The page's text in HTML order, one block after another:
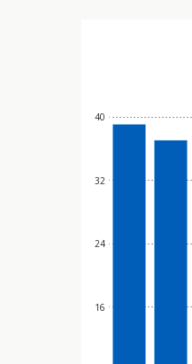
16
24
32
40